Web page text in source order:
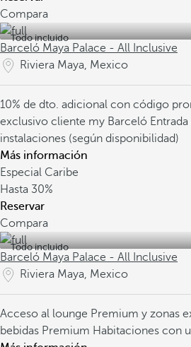
Compara
Todo incluido
Barceló Maya Palace - All Inclusive
Riviera Maya, Mexico
10% de dto. adicional con código
exclusivo cliente my Barceló
instalaciones (según disponibilidad)
Más información
Especial Caribe
Hasta 30%
Reservar
Compara
Todo incluido
Barceló Maya Palace - All Inclusive
Riviera Maya, Mexico
Acceso al lounge Premium y zonas
bebidas Premium Habitaciones con